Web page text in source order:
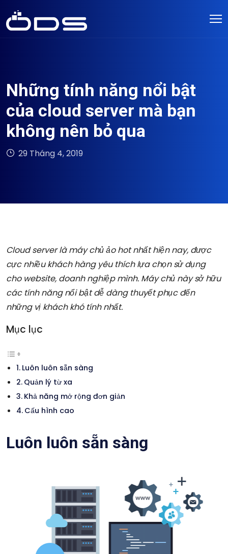
Những tính năng nổi bật
của cloud server mà bạn
không nên bỏ qua
29 Tháng 4, 2019
Cloud serverlà máy chủ ảo hot nhất hiện nay, được
cực nhiều khách hàng yêu thích lựa chọn sử dụng
cho website, doanh nghiệp mình. Máy chủ này sở hữu
các tính năng nổi bật dễ dàng thuyết phục đến
những vị khách khó tính nhất.
Mục lục
Luôn luôn sẵn sàng
Quản lý từ xa
Khả năng mở rộng đơn giản
Cấu hình cao
Luôn luôn sẵn sàng